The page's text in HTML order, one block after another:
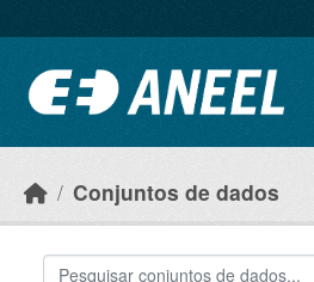
Conjuntos de dados